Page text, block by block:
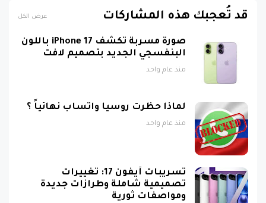
قد تُعجبك هذه المشاركات عرض الكل
صورة مسربة تكشف iPhone 17 باللون
البنفسجي الجديد بتصميم لافت
منذ عام واحد
لماذا حظرت روسيا واتساب نهائياً ؟
منذ عام واحد
تسريبات آيفون 17: تغييرات
تصميمية شاملة وطرازات جديدة
ومواصفات ثورية